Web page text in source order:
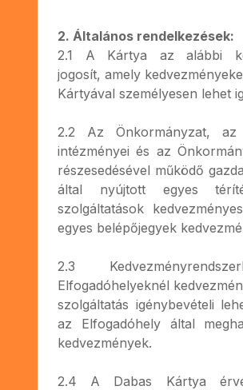
2. Általános rendelkezések:
2.1 A Kártya az alábbi
jogosít, amely
Kártyával személyesen lehet
2.2 Az Önkormányzat, az
intézményei és az
részesedésével működő
által nyújtott egyes
szolgáltatások
egyes belépőjegyek
2.3
Elfogadóhelyeknél
szolgáltatás igénybevételi
az Elfogadóhely által
kedvezmények.
2.4 A Dabas Kártya